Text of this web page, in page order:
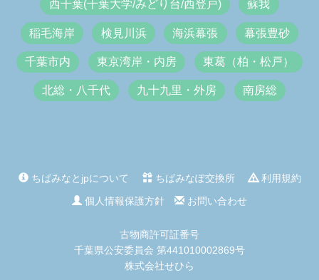
西千葉(千葉大学/みどり台/西登戸) 蘇我
稲毛海岸 検見川浜 海浜幕張 幕張豊砂
千葉市内 東京湾岸・内房 東葛（柏・松戸）
北総・八千代 九十九里・外房 南房総
ちばみなとjpについて ちばみなぽ交換所
利用規約
個人情報保護方針
お問い合わせ
古物商許可証番号
千葉県公安委員会 第441010002869号
株式会社せひら